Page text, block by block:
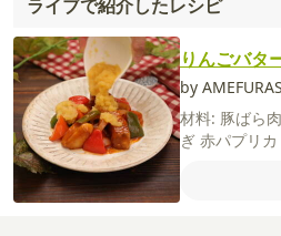
ライブで紹介したレシピ
りんごバタ
by
材料: 豚ばら
ぎ 赤パプリカ
ケ